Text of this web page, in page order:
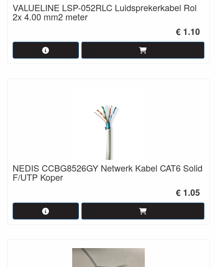
VALUELINE LSP-052RLC Luidsprekerkabel Rol
2x 4.00 mm2 meter
€ 1.10
NEDIS CCBG8526GY Netwerk Kabel CAT6 Solid
F/UTP Koper
€ 1.05